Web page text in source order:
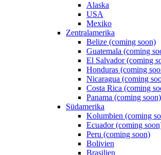
Alaska
USA
Mexiko
Zentralamerika
Belize (coming soon)
Guatemala (coming
El Salvador (coming
Honduras (coming
Nicaragua (coming
Costa Rica (coming
Panama (coming soon)
Südamerika
Kolumbien (coming
Ecuador (coming
Peru (coming soon)
Bolivien
Brasilien